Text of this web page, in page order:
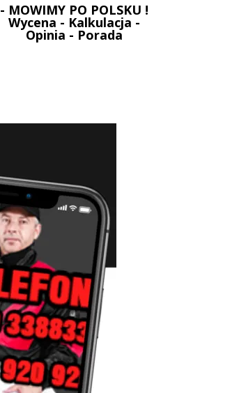
- MOWIMY PO POLSKU !
Wycena - Kalkulacja -
Opinia - Porada